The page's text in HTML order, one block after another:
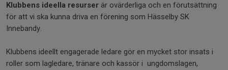
Klubbens ideella resurser är ovärderliga och en förutsättning
för att vi ska kunna driva en förening som Hässelby SK
Innebandy.
Klubbens ideellt engagerade ledare gör en mycket stor insats i
roller som lagledare, tränare och kassör i ungdomslagen,